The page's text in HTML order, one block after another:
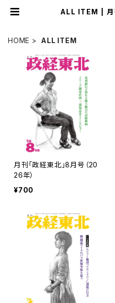
ALL ITEM | 月
HOME ALL ITEM
月刊「政経東北」8月号（20
26年）
¥700